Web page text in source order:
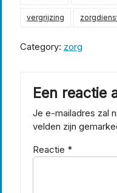
vergrijzing
Category: zorg
Een reactie
Je e-mailadres zal
velden zijn
Reactie *